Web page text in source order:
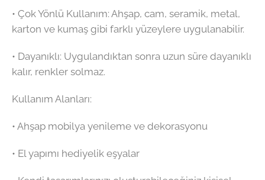
•⁠ ⁠Çok Yönlü Kullanım: Ahşap, cam, seramik, metal,
karton ve kumaş gibi farklı yüzeylere uygulanabilir.
•⁠ ⁠Dayanıklı: Uygulandıktan sonra uzun süre dayanıklı
kalır, renkler solmaz.
Kullanım Alanları:
•⁠ ⁠Ahşap mobilya yenileme ve dekorasyonu
•⁠ ⁠El yapımı hediyelik eşyalar